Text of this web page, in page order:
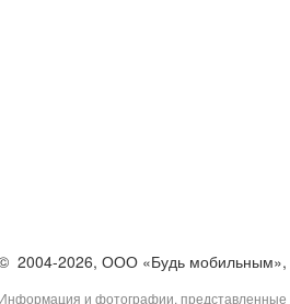
2004-2026, ООО «Будь мобильным»,
и фотографии, представленные